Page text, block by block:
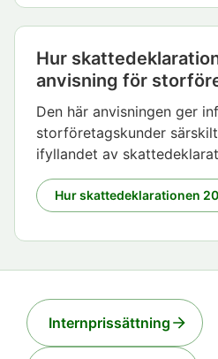
Hur
anvisning för
Den här anvisningen ger
storföretagskunder
ifyllandet av
Hur skattedeklarationen
Internprissättning